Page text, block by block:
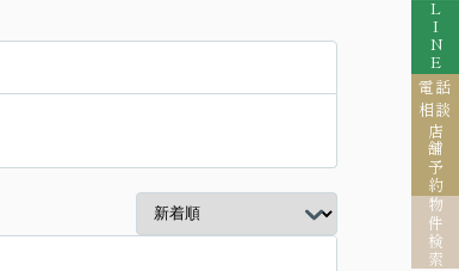
LINE
電話
相談
店舗予約
物件検索